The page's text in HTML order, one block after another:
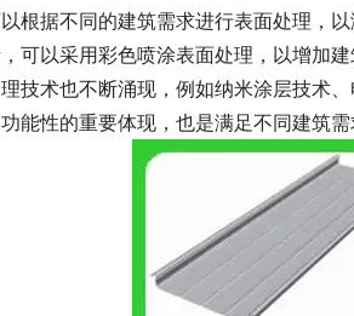
根据不同的建筑需求进行表面处理，
可以采用彩色喷涂表面处理，以增加
技术也不断涌现，例如纳米涂层技术
能性的重要体现，也是满足不同建筑需